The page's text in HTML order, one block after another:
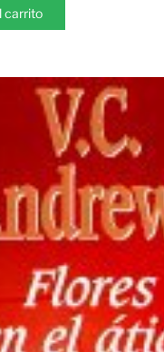
carrito